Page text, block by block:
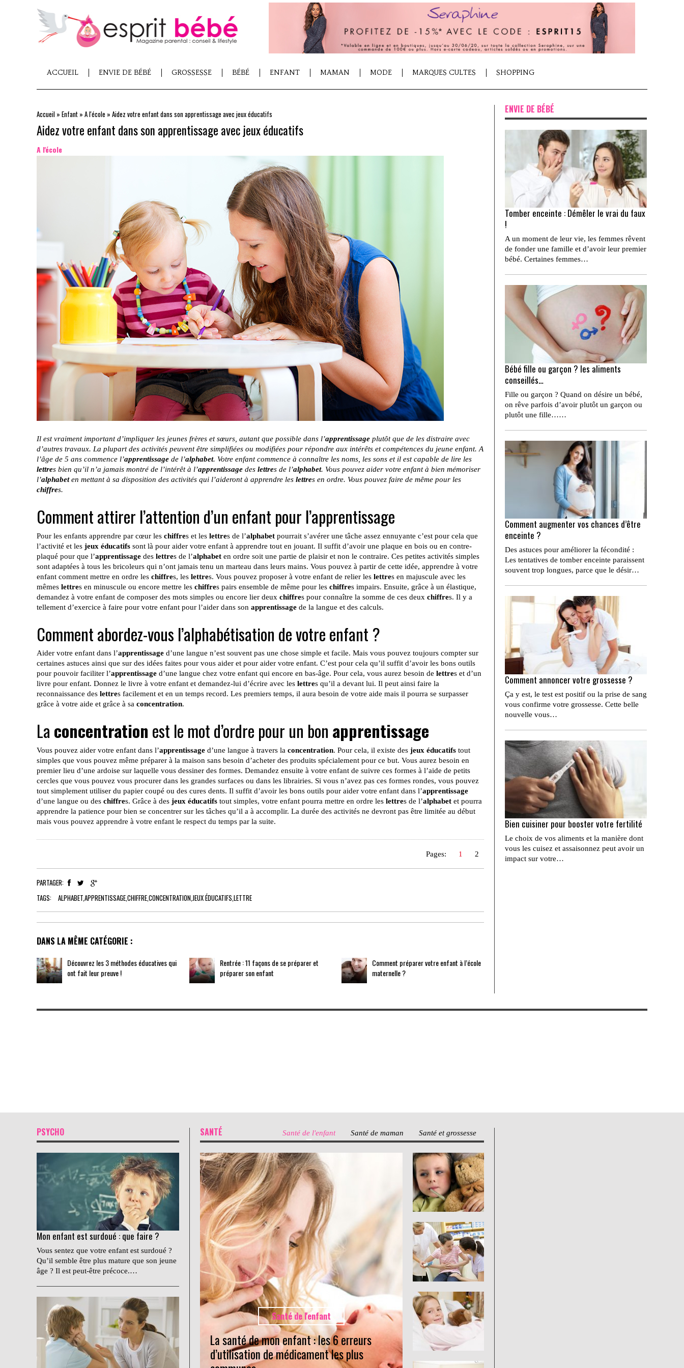
ACCUEIL ENVIE DE BÉBÉ GROSSESSE BÉBÉ ENFANT MAMAN MODE MARQUES CULTES SHOPPING
Accueil » Enfant » A l'école » Aidez votre enfant dans son apprentissage avec jeux éducatifs
Aidez votre enfant dans son apprentissage avec jeux éducatifs
A l'école
Il est vraiment important d’impliquer les jeunes frères et sœurs, autant que possible dans l’apprentissage plutôt que de les distraire avec
d’autres travaux. La plupart des activités peuvent être simplifiées ou modifiées pour répondre aux intérêts et compétences du jeune enfant. A
l’âge de 5 ans commence l’apprentissage de l’alphabet. Votre enfant commence à connaître les noms, les sons et il est capable de lire les
lettres bien qu’il n’a jamais montré de l’intérêt à l’apprentissage des lettres de l’alphabet. Vous pouvez aider votre enfant à bien mémoriser
l’alphabeten mettant à sa disposition des activités qui l’aideront à apprendre les lettres en ordre. Vous pouvez faire de même pour les
chiffres.
Comment attirer l’attention d’un enfant pour l’apprentissage
Pour les enfants apprendre par cœur les chiffres et les lettres de l’alphabet pourrait s’avérer une tâche assez ennuyante c’est pour cela que
l’activité et les jeux éducatifs sont là pour aider votre enfant à apprendre tout en jouant. Il suffit d’avoir une plaque en bois ou en contre-
plaqué pour que l’apprentissage des lettres de l’alphabet en ordre soit une partie de plaisir et non le contraire. Ces petites activités simples
sont adaptées à tous les bricoleurs qui n’ont jamais tenu un marteau dans leurs mains. Vous pouvez à partir de cette idée, apprendre à votre
enfant comment mettre en ordre les chiffres, les lettres. Vous pouvez proposer à votre enfant de relier les lettres en majuscule avec les
mêmes lettres en minuscule ou encore mettre les chiffres pairs ensemble de même pour les chiffres impairs. Ensuite, grâce à un élastique,
demandez à votre enfant de composer des mots simples ou encore lier deux chiffres pour connaître la somme de ces deux chiffres. Il y a
tellement d’exercice à faire pour votre enfant pour l’aider dans son apprentissage de la langue et des calculs.
Comment abordez-vous l’alphabétisation de votre enfant ?
Aider votre enfant dans l’apprentissage d’une langue n’est souvent pas une chose simple et facile. Mais vous pouvez toujours compter sur
certaines astuces ainsi que sur des idées faites pour vous aider et pour aider votre enfant. C’est pour cela qu’il suffit d’avoir les bons outils
pour pouvoir faciliter l’apprentissage d’une langue chez votre enfant qui encore en bas-âge. Pour cela, vous aurez besoin de lettres et d’un
livre pour enfant. Donnez le livre à votre enfant et demandez-lui d’écrire avec les lettres qu’il a devant lui. Il peut ainsi faire la
reconnaissance des lettres facilement et en un temps record. Les premiers temps, il aura besoin de votre aide mais il pourra se surpasser
grâce à votre aide et grâce à sa concentration.
Laconcentration est le mot d’ordre pour un bon apprentissage
Vous pouvez aider votre enfant dans l’apprentissage d’une langue à travers la concentration. Pour cela, il existe des jeux éducatifs tout
simples que vous pouvez même préparer à la maison sans besoin d’acheter des produits spécialement pour ce but. Vous aurez besoin en
premier lieu d’une ardoise sur laquelle vous dessiner des formes. Demandez ensuite à votre enfant de suivre ces formes à l’aide de petits
cercles que vous pouvez vous procurer dans les grandes surfaces ou dans les librairies. Si vous n’avez pas ces formes rondes, vous pouvez
tout simplement utiliser du papier coupé ou des cures dents. Il suffit d’avoir les bons outils pour aider votre enfant dans l’apprentissage
d’une langue ou des chiffres. Grâce à des jeux éducatifs tout simples, votre enfant pourra mettre en ordre les lettres de l’alphabet et pourra
apprendre la patience pour bien se concentrer sur les tâches qu’il a à accomplir. La durée des activités ne devront pas être limitée au début
mais vous pouvez apprendre à votre enfant le respect du temps par la suite.
Pages: 1 2
PARTAGER:
TAGS:
ALPHABETAPPRENTISSAGECHIFFRECONCENTRATIONJEUX ÉDUCATIFS LETTRE
DANS LA MÊME CATÉGORIE :
Découvrez les 3 méthodes éducatives qui
ont fait leur preuve !
Rentrée : 11 façons de se préparer et
préparer son enfant
Comment préparer votre enfant à l’école
maternelle ?
ENVIE DE BÉBÉ
Tomber enceinte : Démêler le vrai du faux
!
A un moment de leur vie, les femmes rêvent
de fonder une famille et d’avoir leur premier
bébé. Certaines femmes…
Bébé fille ou garçon ? les aliments
conseillés…
Fille ou garçon ? Quand on désire un bébé,
on rêve parfois d’avoir plutôt un garçon ou
plutôt une fille……
Comment augmenter vos chances d’être
enceinte ?
Des astuces pour améliorer la fécondité :
Les tentatives de tomber enceinte paraissent
souvent trop longues, parce que le désir…
Comment annoncer votre grossesse ?
Ça y est, le test est positif ou la prise de sang
vous confirme votre grossesse. Cette belle
nouvelle vous…
Bien cuisiner pour booster votre fertilité
Le choix de vos aliments et la manière dont
vous les cuisez et assaisonnez peut avoir un
impact sur votre…
SANTÉ Santé de l'enfant Santé de maman Santé et grossesse
Santé de l'enfant
La santé de mon enfant : les 6 erreurs
d’utilisation de médicament les plus
PSYCHO
Mon enfant est surdoué : que faire ?
Vous sentez que votre enfant est surdoué ?
Qu’il semble être plus mature que son jeune
âge ? Il est peut-être précoce.…